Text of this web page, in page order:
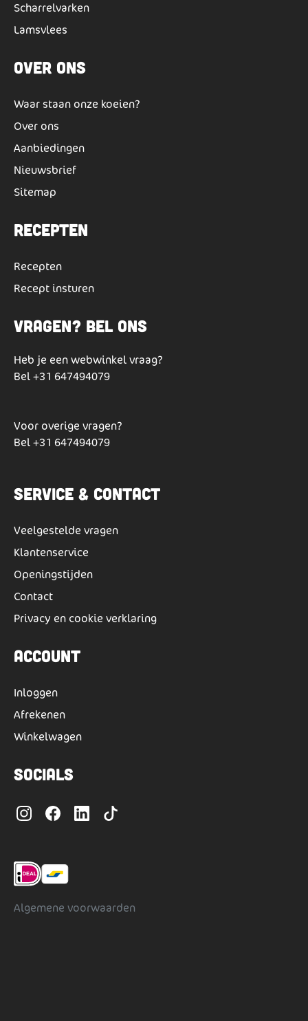
Scharrelvarken
Lamsvlees
Over ons
Waar staan onze koeien?
Over ons
Aanbiedingen
Nieuwsbrief
Sitemap
Recepten
Recepten
Recept insturen
Vragen? Bel ons
Heb je een webwinkel vraag?
Bel+31 647494079
Voor overige vragen?
Bel+31 647494079
Service & Contact
Veelgestelde vragen
Klantenservice
Openingstijden
Contact
Privacy en cookie verklaring
Account
Inloggen
Afrekenen
Winkelwagen
Socials
Algemene voorwaarden